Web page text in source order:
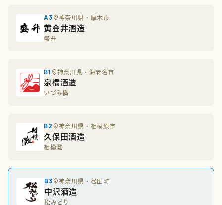
A3 神奈川県・厚木市
黄金井酒造
盛升
B1 神奈川県・海老名市
泉橋酒造
いづみ橋
B2 神奈川県・相模原市
久保田酒造
相模灘
B3 神奈川県・松田町
中沢酒造
松みどり